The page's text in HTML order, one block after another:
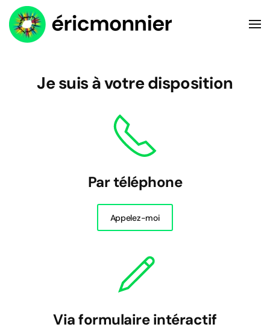
Accéder au contenu principal
Je suis à votre disposition
Par téléphone
Appelez-moi
Via formulaire intéractif